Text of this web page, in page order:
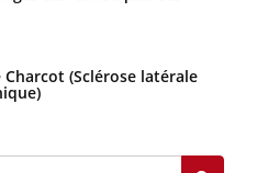
Charcot (Sclérose latérale